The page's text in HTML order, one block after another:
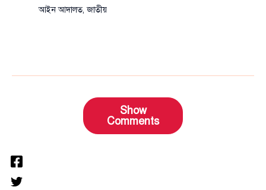
আইন আদালত,জাতীয়
Show
Comments